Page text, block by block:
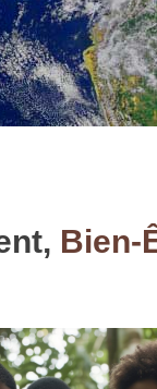
Bien-